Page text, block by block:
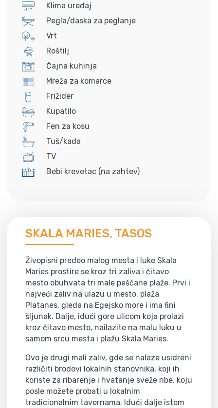
Klima uređaj
Pegla/daska za peglanje
Vrt
Roštilj
Čajna kuhinja
Mreža za komarce
Frižider
Kupatilo
Fen za kosu
Tuš/kada
TV
Bebi krevetac (na zahtev)
SKALA MARIES, TASOS
Živopisni predeo malog mesta i luke Skala
Maries prostire se kroz tri zaliva i čitavo
mesto obuhvata tri male peščane plaže. Prvi i
najveći zaliv na ulazu u mesto, plaža
Platanes, gleda na Egejsko more i ima fini
šljunak. Dalje, idući gore ulicom koja prolazi
kroz čitavo mesto, nailazite na malu luku u
samom srcu mesta i plažu Skala Maries.
Ovo je drugi mali zaliv, gde se nalaze usidreni
različiti brodovi lokalnih stanovnika, koji ih
koriste za ribarenje i hvatanje sveže ribe, koju
posle možete probati u lokalnim
tradicionalnim tavernama. Idući dalje istom